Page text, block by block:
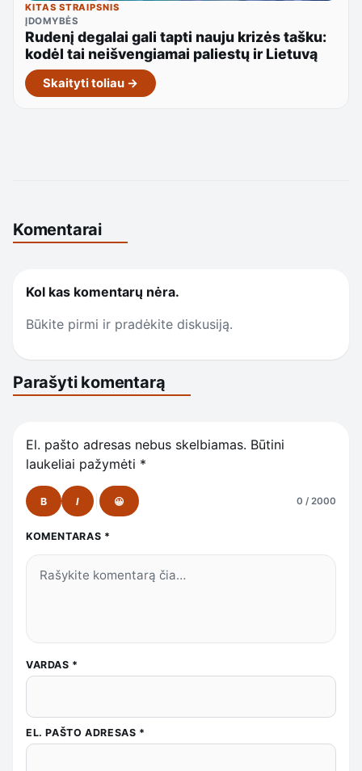
KITAS STRAIPSNIS
ĮDOMYBĖS
Rudenį degalai gali tapti nauju krizės tašku:
kodėl tai neišvengiamai paliestų ir Lietuvą
Skaityti toliau →
Komentarai
Kol kas komentarų nėra.
Būkite pirmi ir pradėkite diskusiją.
Parašyti komentarą
El. pašto adresas nebus skelbiamas. Būtini
laukeliai pažymėti *
B I 😀 0 / 2000
KOMENTARAS *
VARDAS *
EL. PAŠTO ADRESAS *